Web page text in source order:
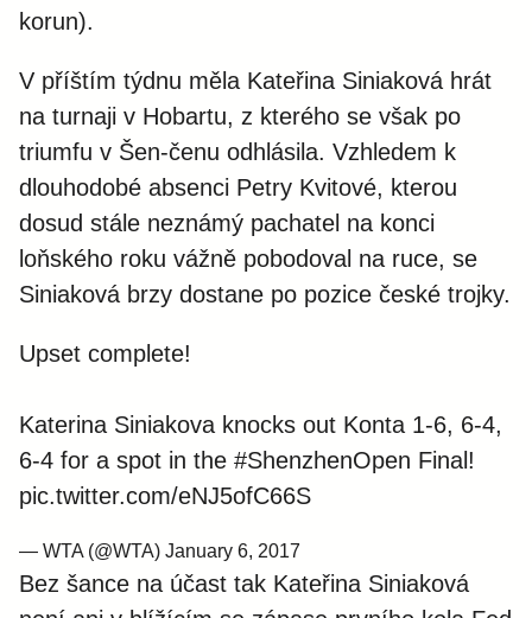
korun).
V příštím týdnu měla Kateřina Siniaková hrát
na turnaji v Hobartu, z kterého se však po
triumfu v Šen-čenu odhlásila. Vzhledem k
dlouhodobé absenci Petry Kvitové, kterou
dosud stále neznámý pachatel na konci
loňského roku vážně pobodoval na ruce, se
Siniaková brzy dostane po pozice české trojky.
Upset complete!
Katerina Siniakova knocks out Konta 1-6, 6-4,
6-4 for a spot in the #ShenzhenOpen Final!
pic.twitter.com/eNJ5ofC66S
— WTA (@WTA) January 6, 2017
Bez šance na účast tak Kateřina Siniaková